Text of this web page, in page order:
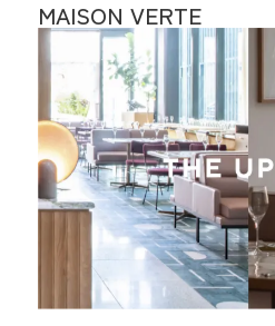
MAISON VERTE